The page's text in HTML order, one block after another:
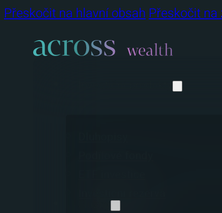
Přeskočit na hlavní obsahPřeskočit na
Investiční produkty
Služby